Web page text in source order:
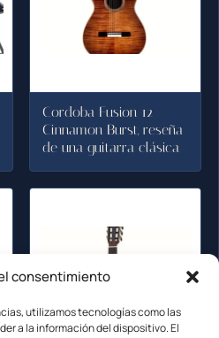
consentimiento
utilizamos tecnologías como las
a la información del dispositivo. El
Cordoba Fusion 12
Cinnamon Burst, reseña
de una guitarra clásica